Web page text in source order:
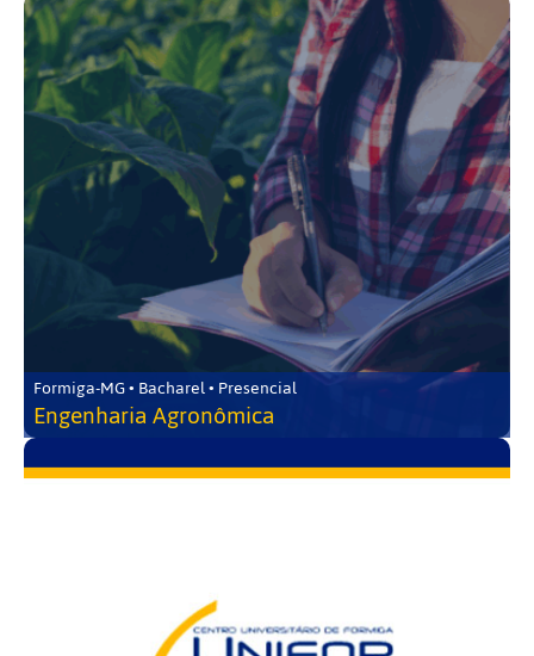
Formiga-MG • Bacharel • Presencial
Engenharia Agronômica